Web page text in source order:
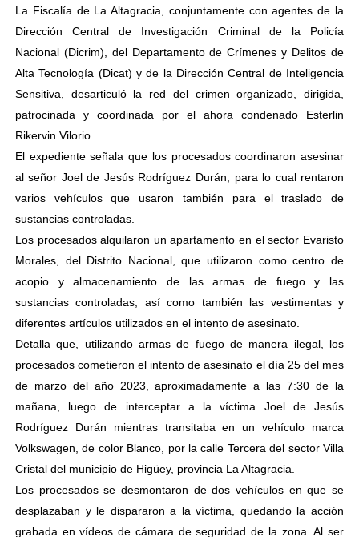
La Fiscalía de La Altagracia, conjuntamente con agentes de la
Dirección Central de Investigación Criminal de la Policía
Nacional (Dicrim), del Departamento de Crímenes y Delitos de
Alta Tecnología (Dicat) y de la Dirección Central de Inteligencia
Sensitiva, desarticuló la red del crimen organizado, dirigida,
patrocinada y coordinada por el ahora condenado Esterlin
Rikervin Vilorio.
El expediente señala que los procesados coordinaron asesinar
al señor Joel de Jesús Rodríguez Durán, para lo cual rentaron
varios vehículos que usaron también para el traslado de
sustancias controladas.
Los procesados alquilaron un apartamento en el sector Evaristo
Morales, del Distrito Nacional, que utilizaron como centro de
acopio y almacenamiento de las armas de fuego y las
sustancias controladas, así como también las vestimentas y
diferentes artículos utilizados en el intento de asesinato.
Detalla que, utilizando armas de fuego de manera ilegal, los
procesados cometieron el intento de asesinato el día 25 del mes
de marzo del año 2023, aproximadamente a las 7:30 de la
mañana, luego de interceptar a la víctima Joel de Jesús
Rodríguez Durán mientras transitaba en un vehículo marca
Volkswagen, de color Blanco, por la calle Tercera del sector Villa
Cristal del municipio de Higüey, provincia La Altagracia.
Los procesados se desmontaron de dos vehículos en que se
desplazaban y le dispararon a la víctima, quedando la acción
grabada en vídeos de cámara de seguridad de la zona. Al ser